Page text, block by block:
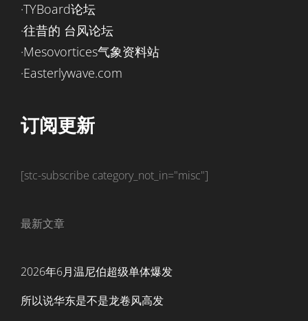
·TYBoard论坛
·往昔的 台风论坛
·Mesovortices气象资料站
·Easterlywave.com
订阅更新
[stc-subscribe category_not_in="misc"]
最新文章
2026年6月温尼伯超级单体爆发
所以说华东是不是龙卷风高发